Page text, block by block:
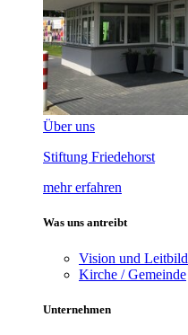
Über uns
Stiftung Friedehorst
mehr erfahren
Was uns antreibt
Vision und Leitbild
Kirche / Gemeinde
Unternehmen